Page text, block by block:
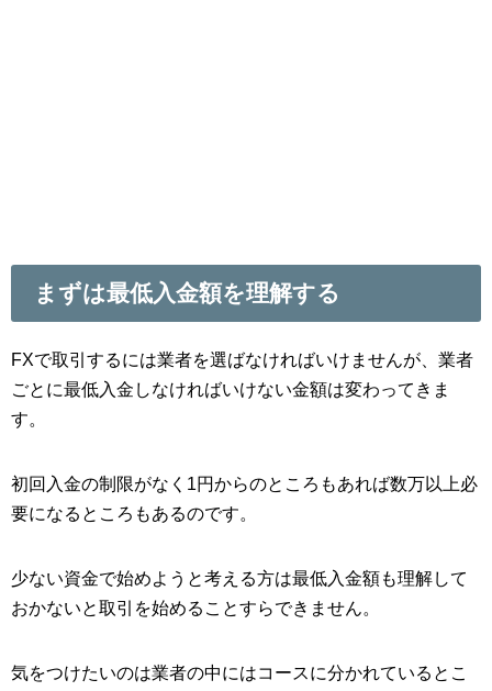
まずは最低入金額を理解する
FXで取引するには業者を選ばなければいけませんが、業者
ごとに最低入金しなければいけない金額は変わってきま
す。
初回入金の制限がなく1円からのところもあれば数万以上必
要になるところもあるのです。
少ない資金で始めようと考える方は最低入金額も理解して
おかないと取引を始めることすらできません。
気をつけたいのは業者の中にはコースに分かれているとこ